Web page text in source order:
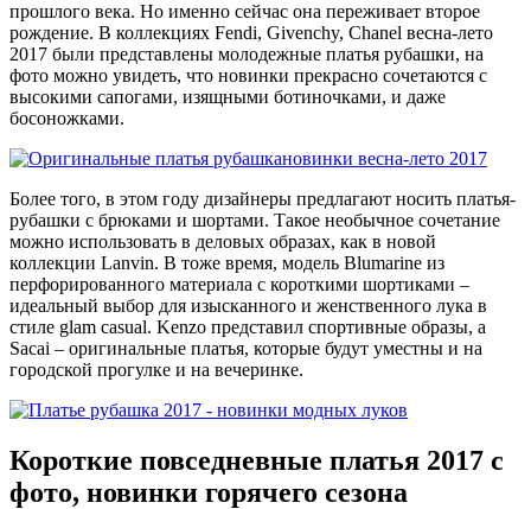
прошлого века. Но именно сейчас она переживает второе
рождение. В коллекциях Fendi, Givenchy, Chanel весна-лето
2017 были представлены молодежные платья рубашки, на
фото можно увидеть, что новинки прекрасно сочетаются с
высокими сапогами, изящными ботиночками, и даже
босоножками.
Более того, в этом году дизайнеры предлагают носить платья-
рубашки с брюками и шортами. Такое необычное сочетание
можно использовать в деловых образах, как в новой
коллекции Lanvin. В тоже время, модель Blumarine из
перфорированного материала с короткими шортиками –
идеальный выбор для изысканного и женственного лука в
стиле glam casual. Kenzo представил спортивные образы, а
Sacai – оригинальные платья, которые будут уместны и на
городской прогулке и на вечеринке.
Короткие повседневные платья 2017 с
фото, новинки горячего сезона